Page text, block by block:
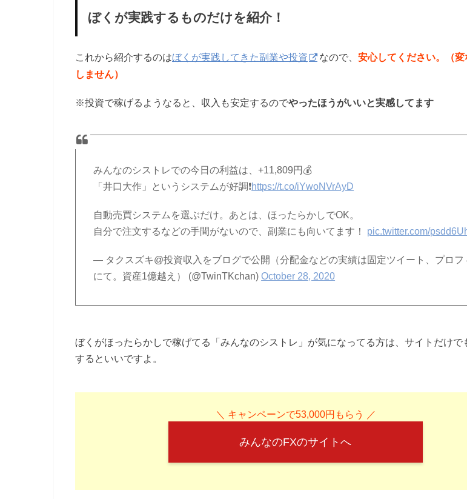
ぼくが実践するものだけを紹介！
これから紹介するのはぼくが実践してきた副業や投資 なので、 安心してください。（
しません）
※投資で稼げるようなると、収入も安定するのでやったほうがいいと実感してます
みんなのシストレでの今日の利益は、+11,809円💰
「井口大作」というシステムが好調❗️https://t.co/iYwoNVrAyD
自動売買システムを選ぶだけ。あとは、ほったらかしでOK。
自分で注文するなどの手間がないので、副業にも向いてます！ pic.twitter.com/
— タクスズキ@投資収入をブログで公開（分配金などの実績は固定ツイート、プロフ
にて。資産1億越え） (@TwinTKchan)October 28, 2020
ぼくがほったらかしで稼げてる「みんなのシストレ」が気になってる方は、サイトだけで
するといいですよ。
＼ キャンペーンで53,000円もらう ／
みんなのFXのサイトへ